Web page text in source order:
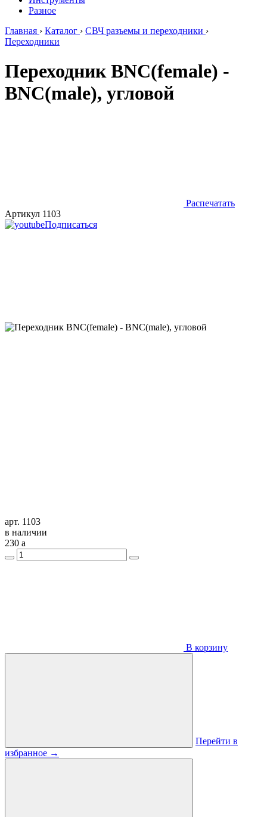
Разное
Главная › Каталог › СВЧ разъемы и переходники ›
Переходники
Переходник BNC(female) -
BNC(male), угловой
Распечатать
Артикул 1103
Подписаться
арт. 1103
в наличии
230 a
В корзину
Перейти в
избранное →